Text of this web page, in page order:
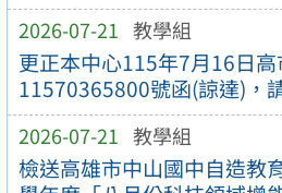
2026-07-21 教學組
更正本中心115年7月16日
11570365800號函(諒達)，
2026-07-21 教學組
檢送高雄市中山國中自造教